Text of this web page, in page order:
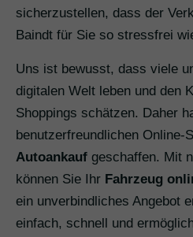
sicherzustellen, dass der
Baindt für Sie so stressfrei
Uns ist bewusst, dass viele
digitalen Welt leben und den
Shoppings schätzen. Daher
benutzerfreundlichen Online-
Autoankauf geschaffen. Mit
können Sie Ihr Fahrzeug
ein unverbindliches Angebot
einfach, schnell und